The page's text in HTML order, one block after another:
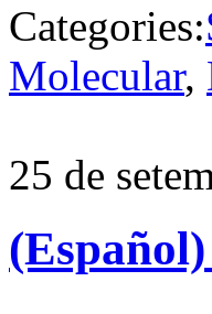
Categories:
Molecular,
25 de